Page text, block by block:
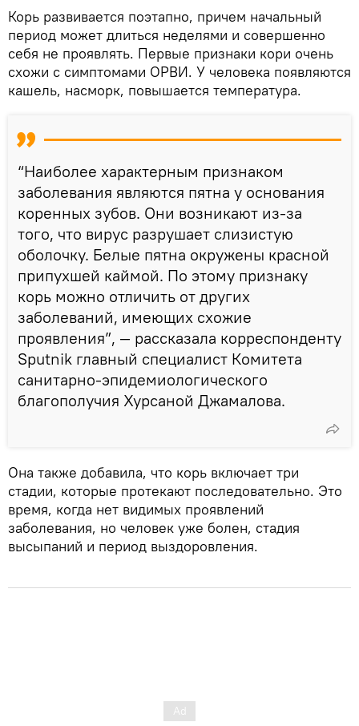
Корь развивается поэтапно, причем начальный
период может длиться неделями и совершенно
себя не проявлять. Первые признаки кори очень
схожи с симптомами ОРВИ. У человека появляются
кашель, насморк, повышается температура.
“Наиболее характерным признаком
заболевания являются пятна у основания
коренных зубов. Они возникают из-за
того, что вирус разрушает слизистую
оболочку. Белые пятна окружены красной
припухшей каймой. По этому признаку
корь можно отличить от других
заболеваний, имеющих схожие
проявления”, — рассказала корреспонденту
Sputnik главный специалист Комитета
санитарно-эпидемиологического
благополучия Хурсаной Джамалова.
Она также добавила, что корь включает три
стадии, которые протекают последовательно. Это
время, когда нет видимых проявлений
заболевания, но человек уже болен, стадия
высыпаний и период выздоровления.